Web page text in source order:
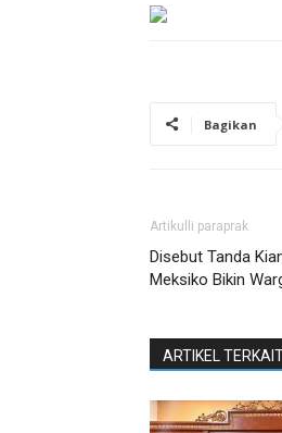
Bagikan
Artikulli paraprak
Disebut Tanda
Meksiko Bikin
ARTIKEL